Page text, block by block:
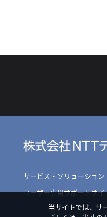
サービス・ソリューション
ユーザー専用サポートサイ
当サイトでは、サ